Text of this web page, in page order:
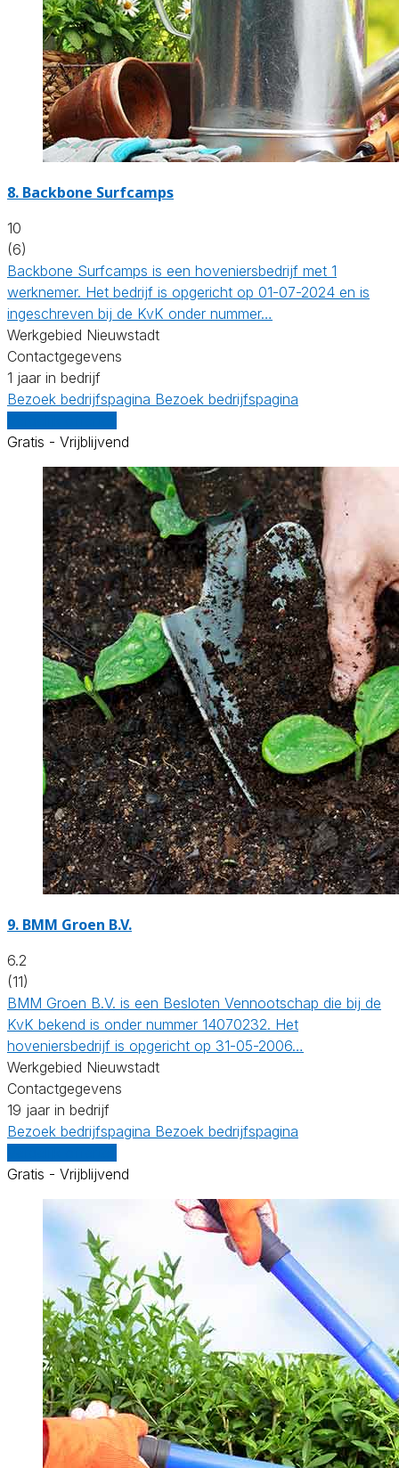
8. Backbone Surfcamps
10
(6)
Backbone Surfcamps is een hoveniersbedrijf met 1
werknemer. Het bedrijf is opgericht op 01-07-2024 en is
ingeschreven bij de KvK onder nummer…
Werkgebied Nieuwstadt
Contactgegevens
1 jaar in bedrijf
Bezoek bedrijfspagina Bezoek bedrijfspagina
Gratis - Vrijblijvend
9. BMM Groen B.V.
6.2
(11)
BMM Groen B.V. is een Besloten Vennootschap die bij de
KvK bekend is onder nummer 14070232. Het
hoveniersbedrijf is opgericht op 31-05-2006…
Werkgebied Nieuwstadt
Contactgegevens
19 jaar in bedrijf
Bezoek bedrijfspagina Bezoek bedrijfspagina
Gratis - Vrijblijvend